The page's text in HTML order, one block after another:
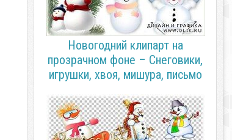
Новогодний клипарт на
прозрачном фоне – Снеговики,
игрушки, хвоя, мишура, письмо